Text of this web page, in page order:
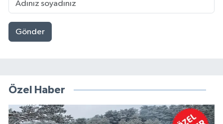
Gönder
Özel Haber